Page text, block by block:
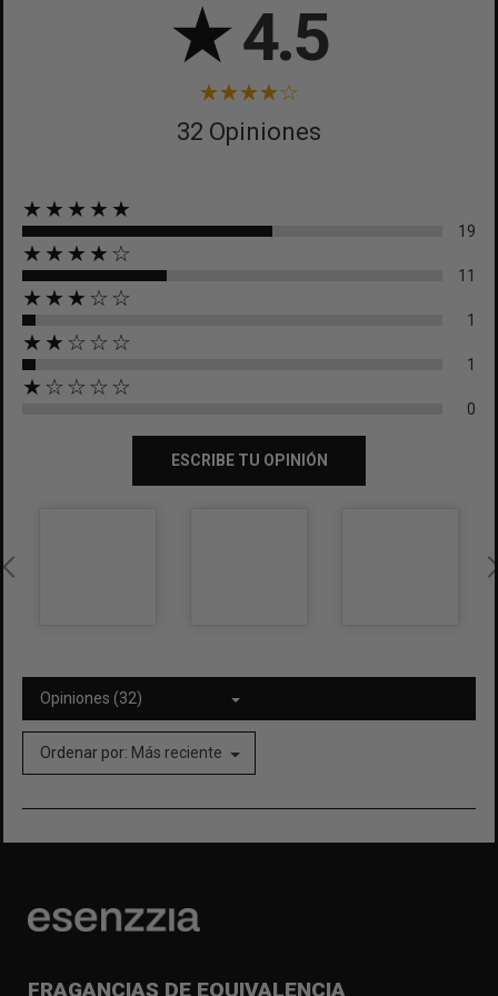
★4.5
32 Opiniones
★★★★★
19
★★★★☆
11
★★★☆☆
1
★★☆☆☆
1
★☆☆☆☆
0
ESCRIBE TU OPINIÓN
Opiniones (32)
Ordenar por: Más reciente
FRAGANCIAS DE EQUIVALENCIA